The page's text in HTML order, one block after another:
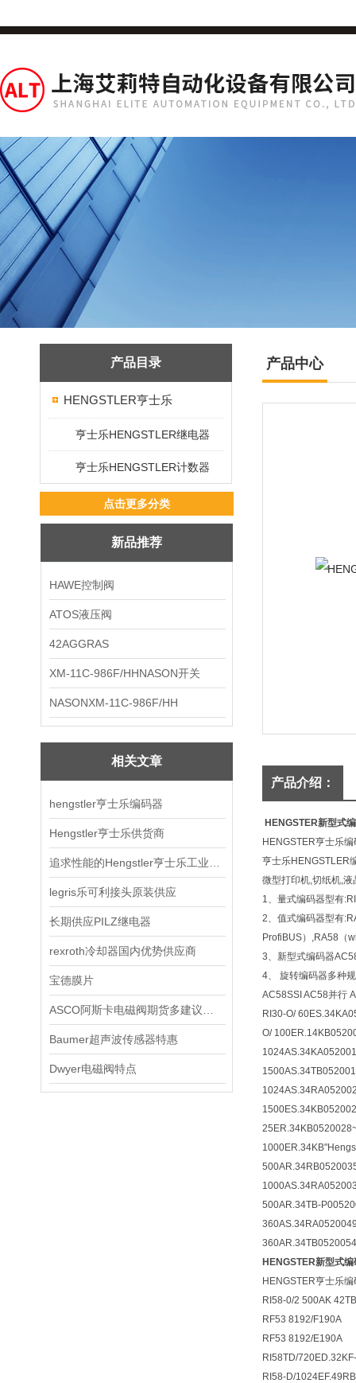
产品目录
HENGSTLER亨士乐
亨士乐HENGSTLER继电器
亨士乐HENGSTLER计数器
点击更多分类
新品推荐
HAWE控制阀
ATOS液压阀
42AGGRAS
XM-11C-986F/HHNASON开关
NASONXM-11C-986F/HH
相关文章
hengstler亨士乐编码器
Hengstler亨士乐供货商
legris乐可利接头原装供应
长期供应PILZ继电器
rexroth冷却器国内优势供应商
宝德膜片
Baumer超声波传感器特惠
Dwyer电磁阀特点
产品中心
产品介绍：
HENGSTER新型式
HENGSTER亨士乐
亨士乐HENGSTLER
微型打印机,切纸机,
1、量式编码器型有
2、值式编码器型有
ProfiBUS）,RA58（
3、新型式编码器
4、 旋转编码器多种
AC58SSI AC58并行
RI30-O/
O/
500AR.34TB-
HENGSTER新型式
HENGSTER亨士乐
RI58-0/2 500AK
RF53 8192/F190A
RF53 8192/E190A
RI58TD/
RI58-D/